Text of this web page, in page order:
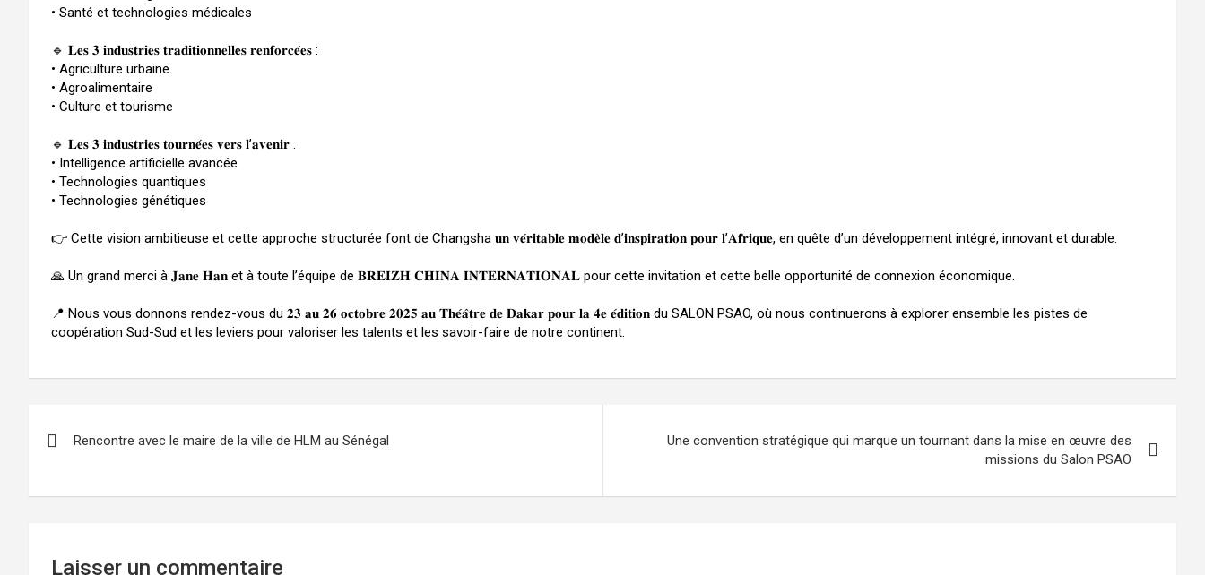
• Santé et technologies médicales
🔹 𝐋𝐞𝐬 𝟑 𝐢𝐧𝐝𝐮𝐬𝐭𝐫𝐢𝐞𝐬 𝐭𝐫𝐚𝐝𝐢𝐭𝐢𝐨𝐧𝐧𝐞𝐥𝐥𝐞𝐬 𝐫𝐞𝐧𝐟𝐨𝐫𝐜𝐞́𝐞𝐬 :
• Agriculture urbaine
• Agroalimentaire
• Culture et tourisme
🔹 𝐋𝐞𝐬 𝟑 𝐢𝐧𝐝𝐮𝐬𝐭𝐫𝐢𝐞𝐬 𝐭𝐨𝐮𝐫𝐧𝐞́𝐞𝐬 𝐯𝐞𝐫𝐬 𝐥’𝐚𝐯𝐞𝐧𝐢𝐫 :
• Intelligence artificielle avancée
• Technologies quantiques
• Technologies génétiques
👉 Cette vision ambitieuse et cette approche structurée font de Changsha 𝐮𝐧 𝐯𝐞́𝐫𝐢𝐭𝐚𝐛𝐥𝐞 𝐦𝐨𝐝𝐞̀𝐥𝐞 𝐝’𝐢𝐧𝐬𝐩𝐢𝐫𝐚𝐭𝐢𝐨𝐧 𝐩𝐨𝐮𝐫 𝐥’𝐀𝐟𝐫𝐢𝐪𝐮𝐞, en quête d’un développement intégré, innovant et durable.
🙏 Un grand merci à 𝐉𝐚𝐧𝐞 𝐇𝐚𝐧 et à toute l’équipe de 𝐁𝐑𝐄𝐈𝐙𝐇 𝐂𝐇𝐈𝐍𝐀 𝐈𝐍𝐓𝐄𝐑𝐍𝐀𝐓𝐈𝐎𝐍𝐀𝐋 pour cette invitation et cette belle opportunité de connexion économique.
📍 Nous vous donnons rendez-vous du 𝟐𝟑 𝐚𝐮 𝟐𝟔 𝐨𝐜𝐭𝐨𝐛𝐫𝐞 𝟐𝟎𝟐𝟓 𝐚𝐮 𝐓𝐡𝐞́𝐚̂𝐭𝐫𝐞 𝐝𝐞 𝐃𝐚𝐤𝐚𝐫 𝐩𝐨𝐮𝐫 𝐥𝐚 𝟒𝐞 𝐞́𝐝𝐢𝐭𝐢𝐨𝐧 du SALON PSAO, où nous continuerons à explorer ensemble les pistes de
coopération Sud-Sud et les leviers pour valoriser les talents et les savoir-faire de notre continent.
v
Rencontre avec le maire de la ville de HLM au Sénégal
Une convention stratégique qui marque un tournant dans la mise en œuvre des
missions du Salon PSAO
Laisser un commentaire